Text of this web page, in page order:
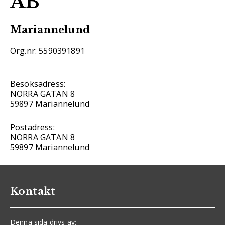
Mariannelund
Org.nr: 5590391891
Besöksadress:
NORRA GATAN 8
59897 Mariannelund
Postadress:
NORRA GATAN 8
59897 Mariannelund
Kontakt
Denna sida drivs av: